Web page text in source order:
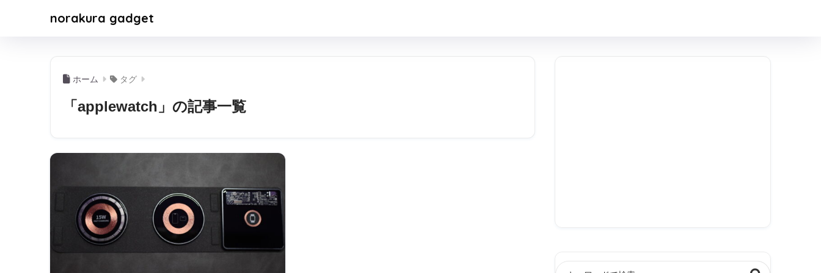
norakura gadget
ホーム タグ
「applewatch」の記事一覧